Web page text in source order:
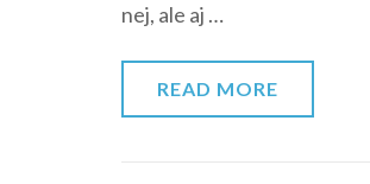
nej, ale aj …
READ MORE